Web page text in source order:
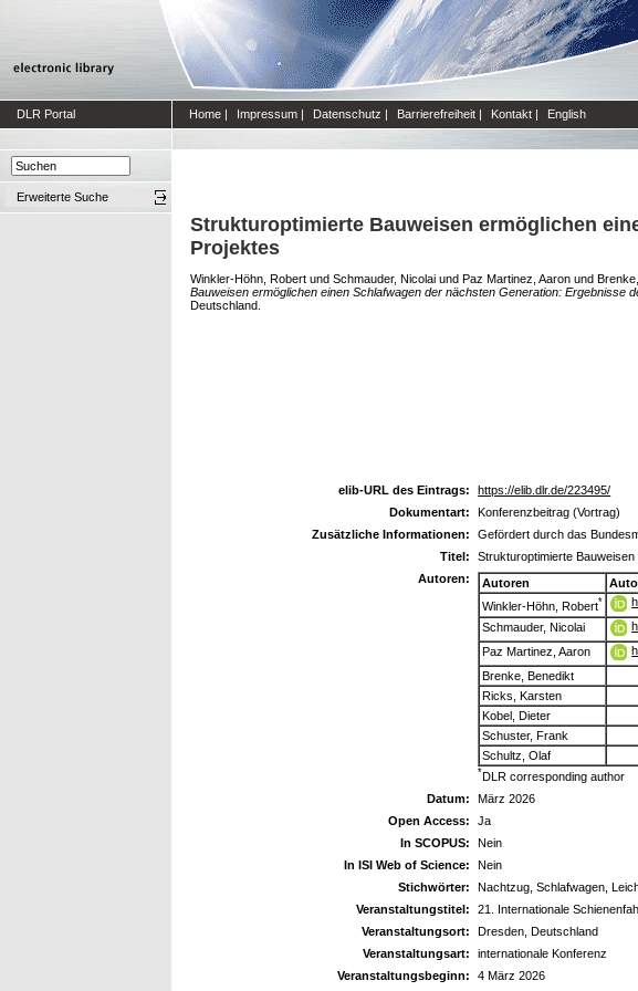
DLR Portal Home | Impressum | Datenschutz | Barrierefreiheit | Kontakt | English
Erweiterte Suche
Strukturoptimierte Bauweisen ermöglichen
Projektes
Winkler-Höhn, Robert und Schmauder, Nicolai und Paz Martinez, Aaron und
Bauweisen ermöglichen einen Schlafwagen der nächsten Generation: Ergebnisse
Deutschland.
elib-URL des Eintrags:
https://elib.dlr.de/223495/
Dokumentart:
Konferenzbeitrag (Vortrag)
Zusätzliche Informationen:
Gefördert durch das
Titel:
Strukturoptimierte
Autoren:
Autoren
Winkler-Höhn, Robert*
Schmauder, Nicolai
Paz Martinez, Aaron
Brenke, Benedikt
Ricks, Karsten
Kobel, Dieter
Schuster, Frank
Schultz, Olaf
*DLR corresponding author
Datum:
März 2026
Open Access:
Ja
In SCOPUS:
Nein
In ISI Web of Science:
Nein
Stichwörter:
Nachtzug, Schlafwagen,
Veranstaltungstitel:
21. Internationale
Veranstaltungsort:
Dresden, Deutschland
Veranstaltungsart:
internationale Konferenz
Veranstaltungsbeginn:
4 März 2026